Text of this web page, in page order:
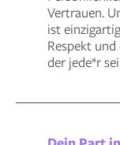
Vertrauen.
ist
Respekt
der jede*r